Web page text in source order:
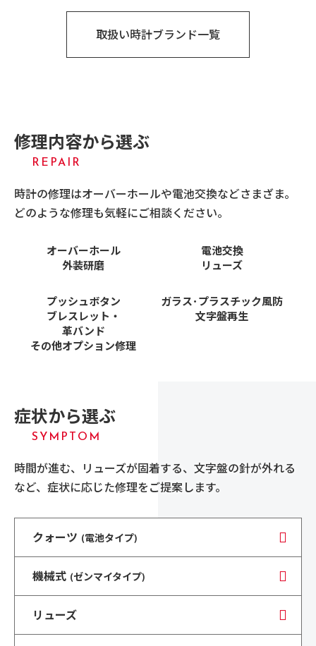
取扱い時計ブランド一覧
修理内容から選ぶ
REPAIR
時計の修理はオーバーホールや電池交換などさまざま。
どのような修理も気軽にご相談ください。
オーバーホール
電池交換
外装研磨
リューズ
プッシュボタン
ガラス･プラスチック風防
ブレスレット・
革バンド
文字盤再生
その他オプション修理
症状から選ぶ
SYMPTOM
時間が進む、リューズが固着する、文字盤の針が外れる
など、 症状に応じた修理をご提案します。
クォーツ (電池タイプ)
機械式 (ゼンマイタイプ)
リューズ